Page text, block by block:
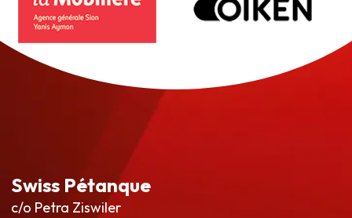
Swiss Pétanque
c/o Petra Ziswiler